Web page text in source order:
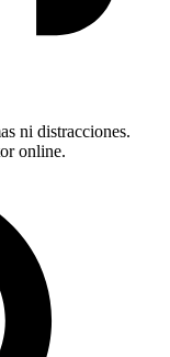
ni distracciones.
online.